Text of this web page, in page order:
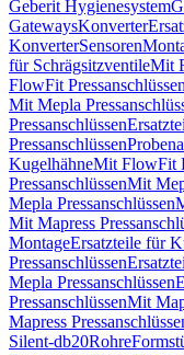
Geberit Hygienesystem
GatewaysKonverter
KonverterSensoren
für SchrägsitzventileMit
FlowFit Pressanschlüssen
Mit Mepla
Pressanschlüssen
Pressanschlüssen
KugelhähneMit FlowFit
PressanschlüssenMit
Mepla Pressanschlüssen
Mit Mapress
MontageErsatzteile für
Pressanschlüssen
Mepla Pressanschlüssen
PressanschlüssenMit
Mapress
Silent-db20Rohre